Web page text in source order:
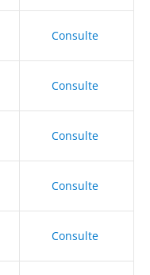
Consulte
Consulte
Consulte
Consulte
Consulte